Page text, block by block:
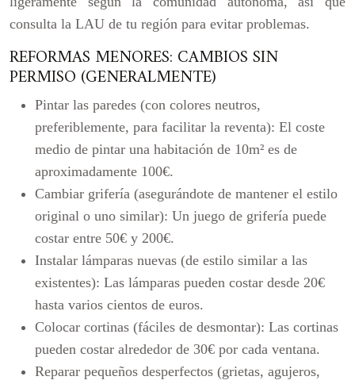
consulta la LAU de tu región para evitar problemas.
REFORMAS MENORES: CAMBIOS SIN
PERMISO (GENERALMENTE)
Pintar las paredes (con colores neutros,
preferiblemente, para facilitar la reventa): El coste
medio de pintar una habitación de 10m² es de
aproximadamente 100€.
Cambiar grifería (asegurándote de mantener el estilo
original o uno similar): Un juego de grifería puede
costar entre 50€ y 200€.
Instalar lámparas nuevas (de estilo similar a las
existentes): Las lámparas pueden costar desde 20€
hasta varios cientos de euros.
Colocar cortinas (fáciles de desmontar): Las cortinas
pueden costar alrededor de 30€ por cada ventana.
Reparar pequeños desperfectos (grietas, agujeros,